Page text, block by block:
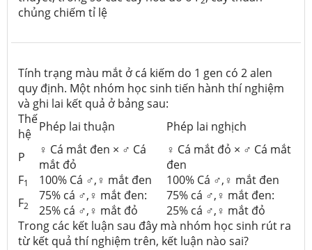
chủng chiếm tỉ lệ
Tính trạng màu mắt ở cá kiếm do 1 gen có 2 alen
quy định. Một nhóm học sinh tiến hành thí nghiệm
và ghi lai kết quả ở bảng sau:
Thế
hệ Phép lai thuận
Phép lai nghịch
P
♀ Cá mắt đen × ♂ Cá
mắt đỏ
♀ Cá mắt đỏ × ♂ Cá mắt
đen
F1 100% Cá ♂,♀ mắt đen
100% Cá ♂,♀ mắt đen
F2
75% cá ♂,♀ mắt đen:
25% cá ♂,♀ mắt đỏ
75% cá ♂,♀ mắt đen:
25% cá ♂,♀ mắt đỏ
Trong các kết luận sau đây mà nhóm học sinh rút ra
từ kết quả thí nghiệm trên, kết luận nào sai?